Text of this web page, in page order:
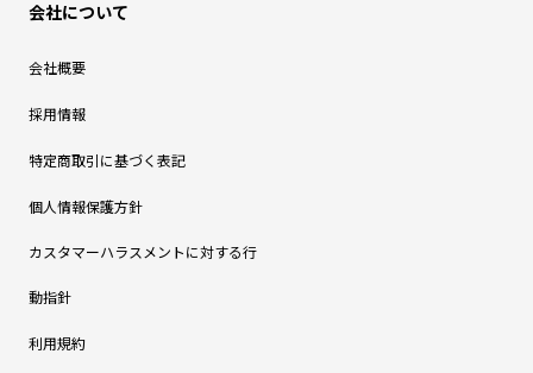
会社について
会社概要
採用情報
特定商取引に基づく表記
個人情報保護方針
カスタマーハラスメントに対する行
動指針
利用規約